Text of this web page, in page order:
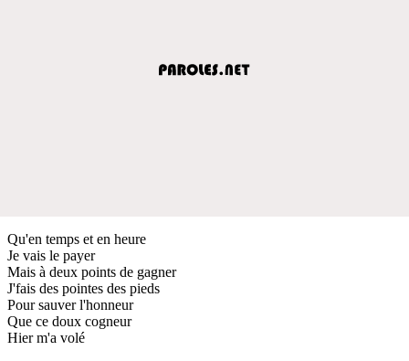
Qu'en temps et en heure
Je vais le payer
Mais à deux points de gagner
J'fais des pointes des pieds
Pour sauver l'honneur
Que ce doux cogneur
Hier m'a volé